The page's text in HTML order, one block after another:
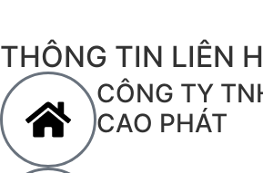
THÔNG TIN LIÊN
CÔNG TY
CAO PHÁT